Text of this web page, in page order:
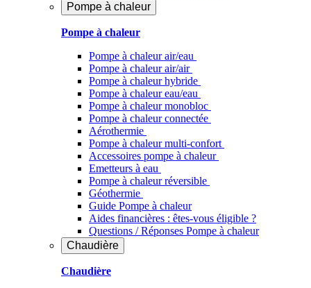
Pompe à chaleur
Pompe à chaleur
Pompe à chaleur air/eau
Pompe à chaleur air/air
Pompe à chaleur hybride
Pompe à chaleur​ eau/eau
Pompe à chaleur monobloc
Pompe à chaleur connectée
Aérothermie
Pompe à chaleur multi-confort
Accessoires pompe à chaleur
Emetteurs à eau
Pompe à chaleur réversible
Géothermie
Guide Pompe à chaleur
Aides financières : êtes-vous éligible ?
Questions / Réponses Pompe à chaleur
Chaudière
Chaudière